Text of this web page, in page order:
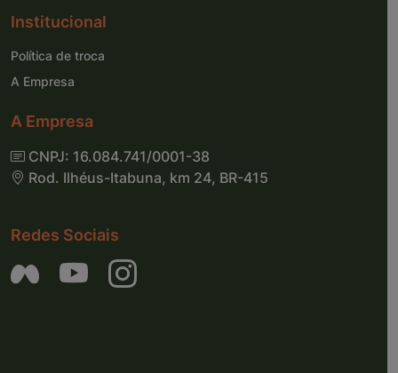
Institucional
Política de troca
A Empresa
A Empresa
CNPJ: 16.084.741/0001-38
Rod. Ilhéus-Itabuna, km 24, BR-415
Redes Sociais